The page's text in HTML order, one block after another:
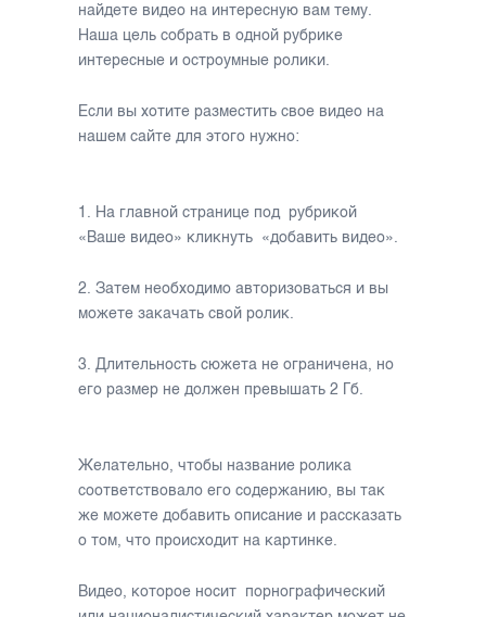
найдете видео на интересную вам тему.
Наша цель собрать в одной рубрике
интересные и остроумные ролики.
Если вы хотите разместить свое видео на
нашем сайте для этого нужно:
1. На главной странице под рубрикой
«Ваше видео» кликнуть «добавить видео».
2. Затем необходимо авторизоваться и вы
можете закачать свой ролик.
3. Длительность сюжета не ограничена, но
его размер не должен превышать 2 Гб.
Желательно, чтобы название ролика
соответствовало его содержанию, вы так
же можете добавить описание и рассказать
о том, что происходит на картинке.
Видео, которое носит порнографический